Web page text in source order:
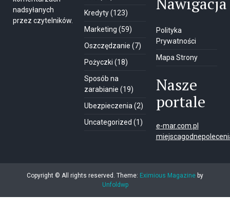
nadsyłanych
przez czytelników.
Kredyty(123)
Marketing (59)
Oszczędzanie (7)
Pożyczki (18)
Sposób na
zarabianie (19)
Ubezpieczenia (2)
Uncategorized (1)
Polityka
Prywatności
Mapa Strony
Nasze
portale
e-mar.com.pl
Copyright © All rights reserved. Theme: Eximious Magazine by
Unfoldwp